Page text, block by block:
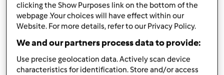
190 gr de óleo
2 1/2colher de cháde baunilha ou 1 colher de
sopa de açúcar baunilhado
50 gr de sumo de laranja
ovo,
1 chávena de nozes (opcional)
clicking the Show Purposes link on the bottom of the
webpage .Your choices will have effect within our
Website. For more details, refer to our Privacy Policy.
We and our partners process data to provide:
Use precise geolocation data. Actively scan device
characteristics for identification. Store and/or access